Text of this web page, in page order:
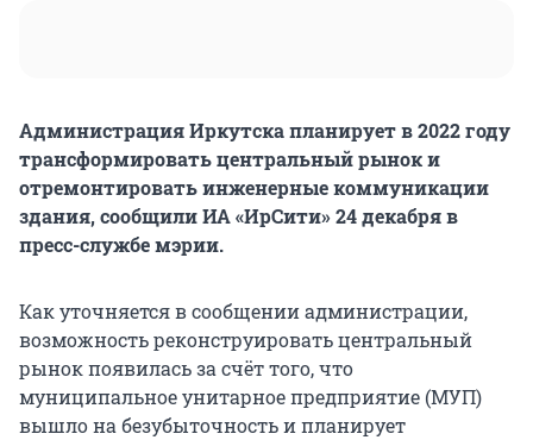
Администрация Иркутска планирует в 2022 году
трансформировать центральный рынок и
отремонтировать инженерные коммуникации
здания, сообщили ИА «ИрСити» 24 декабря в
пресс-службе мэрии.
Как уточняется в сообщении администрации,
возможность реконструировать центральный
рынок появилась за счёт того, что
муниципальное унитарное предприятие (МУП)
вышло на безубыточность и планирует